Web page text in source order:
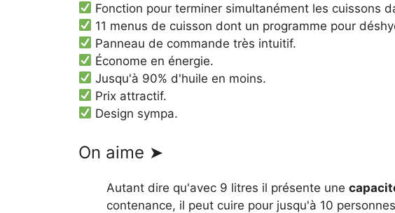
Fonction pour terminer simultanément les cuissons
11 menus de cuisson dont un programme pour
Panneau de commande très intuitif.
Économe en énergie.
Jusqu'à 90% d'huile en moins.
Prix attractif.
Design sympa.
On aime ➤
Autant dire qu'avec 9 litres il présente une
contenance, il peut cuire pour jusqu'à 10